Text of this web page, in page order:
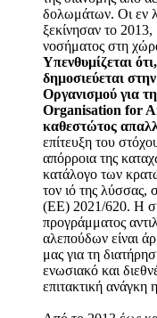
δολωμάτων. Οι εν
ξεκίνησαν το
νοσήματος στη
Υπενθυμίζεται
δημοσιεύεται
Οργανισμού για
Organisation for
καθεστώτος
επίτευξη του
απόρροια της
κατάλογο των
τον ιό της
(ΕΕ) 2021/620. Η
προγράμματος
αλεπούδων είναι
μας για τη
ενωσιακό και
επιτακτική ανάγκη